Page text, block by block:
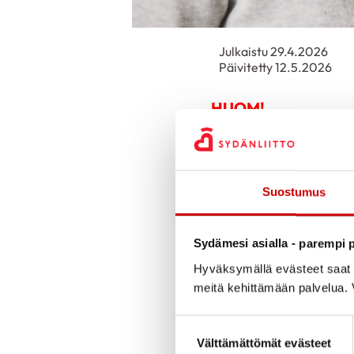
Suostumus
Sydämesi asialla - parempi
Hyväksymällä evästeet
meitä kehittämään
Välttämättömät evästeet
Julkaistu 29.4.2026
Päivitetty 12.5.2026
HUOM!
Tapahtuma on
Pahoittelemme
Voit tutustua
Ikääntyvän
asiantuntija,